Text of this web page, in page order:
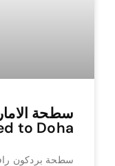
to Doha
سطحة بردكون